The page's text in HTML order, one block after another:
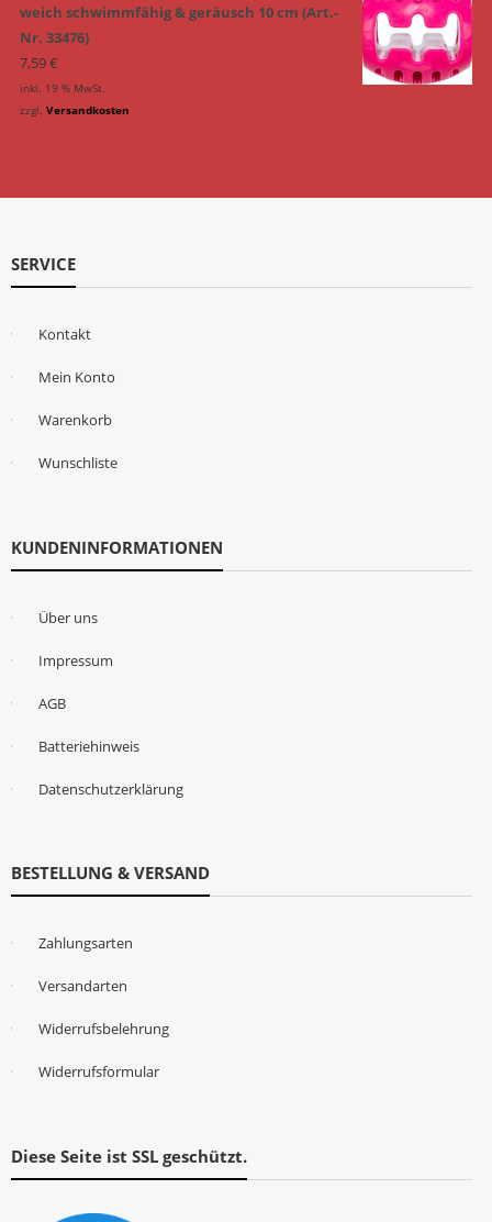
weich schwimmfähig & geräusch 10 cm (Art.-
Nr. 33476)
7,59€
inkl. 19 % MwSt.
zzgl. Versandkosten
SERVICE
Kontakt
Mein Konto
Warenkorb
Wunschliste
KUNDENINFORMATIONEN
Über uns
Impressum
AGB
Batteriehinweis
Datenschutzerklärung
BESTELLUNG & VERSAND
Zahlungsarten
Versandarten
Widerrufsbelehrung
Widerrufsformular
Diese Seite ist SSL geschützt.